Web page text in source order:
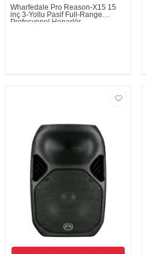
Wharfedale Pro Reason-X15 15
inç 3-Yollu Pasif Full-Range
Profesyonel Hoparlör